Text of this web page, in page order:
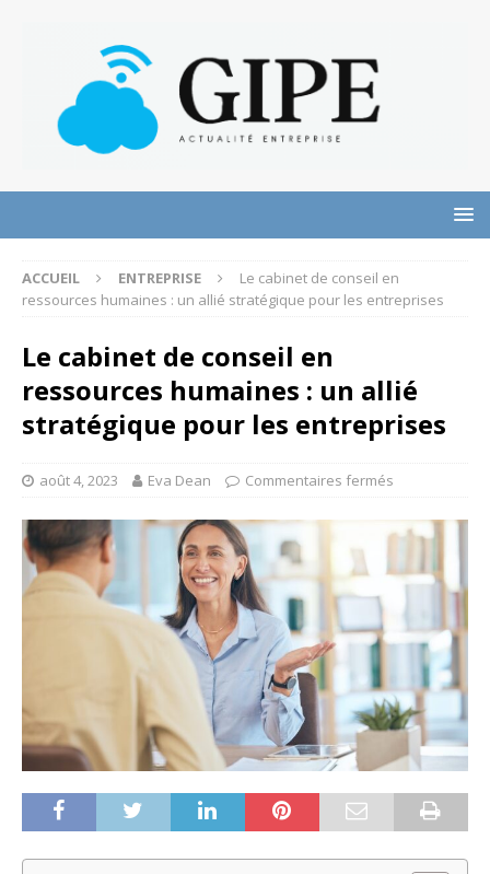
ACCUEIL ENTREPRISE
Le cabinet de conseil en
ressources humaines : un allié stratégique pour les entreprises
Le cabinet de conseil en
ressources humaines : un allié
stratégique pour les entreprises
août 4, 2023 Eva Dean Commentaires fermés